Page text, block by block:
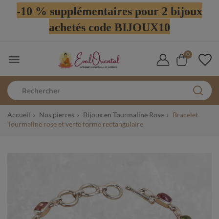
-10 % supplémentaires pour 2 bijoux
achetés code BIJOUX10
 0
Accueil Nos pierres Bijoux en Tourmaline Rose
Bracelet
Tourmaline rose et verte forme rectangulaire